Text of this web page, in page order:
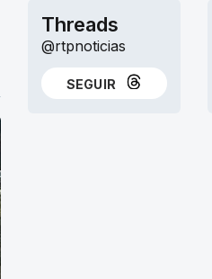
Threads
@rtpnoticias
SEGUIR
NO THREADS